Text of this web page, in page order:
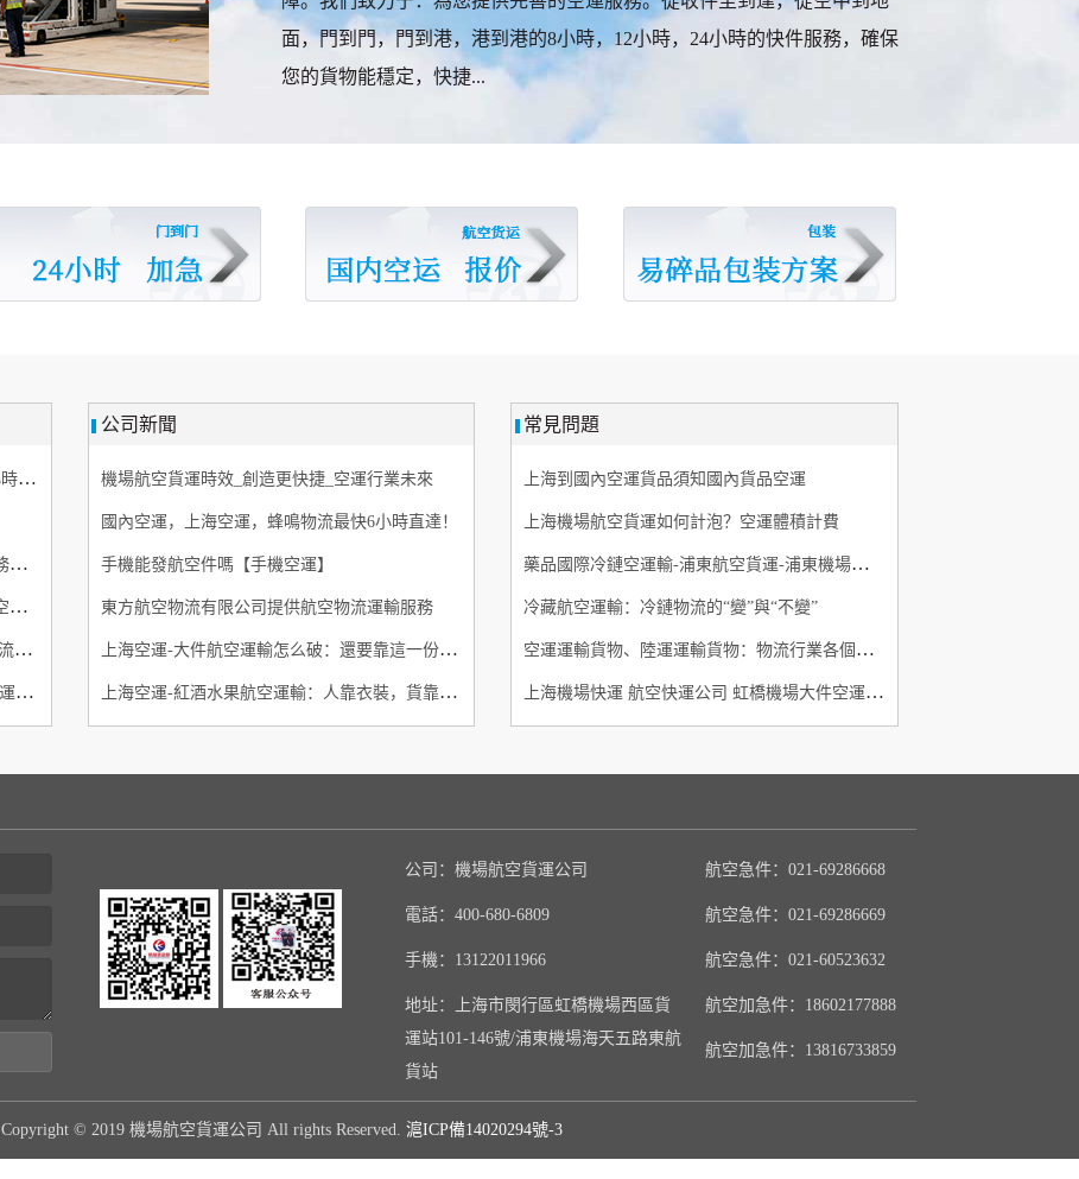
面，門到門，門到港，港到港的8小時，12小時，24小時的快件服務，確保
您的貨物能穩定，快捷...
廣州到烏蘭浩特空運航空快遞，航空專線6小時 航空貨
北京機場航空物流有限公司是現代綜合型服務企業
上海到長沙航空貨運【機場航空當日達】航空快遞
【北京空運】北京大興機場正式通航 雙11物流備戰啟動
南京空運-南京至全國機場空運【南京機場貨運部】
公司新聞
機場航空貨運時效_創造更快捷_空運行業未來
國內空運，上海空運，蜂鳴物流最快6小時直達！
手機能發航空件嗎【手機空運】
東方航空物流有限公司提供航空物流運輸服務
上海空運-大件航空運輸怎么破：還要靠這一份專業詳解指南
上海空運-紅酒水果航空運輸：人靠衣裝，貨靠包裝
常見問題
上海到國內空運貨品須知國內貨品空運
上海機場航空貨運如何計泡？空運體積計費
藥品國際冷鏈空運輸-浦東航空貨運-浦東機場航空快遞
冷藏航空運輸：冷鏈物流的“變”與“不變”
空運運輸貨物、陸運運輸貨物：物流行業各個崗位
上海機場快運 航空快運公司 虹橋機場大件空運當天件
公司：機場航空貨運公司
電話：400-680-6809
手機：13122011966
地址：上海市閔行區虹橋機場西區貨
運站101-146號/浦東機場海天五路東航
貨站
航空急件：021-69286668
航空急件：021-69286669
航空急件：021-60523632
航空加急件：18602177888
航空加急件：13816733859
Copyright © 2019 機場航空貨運公司 All rights Reserved. 滬ICP備14020294號-3